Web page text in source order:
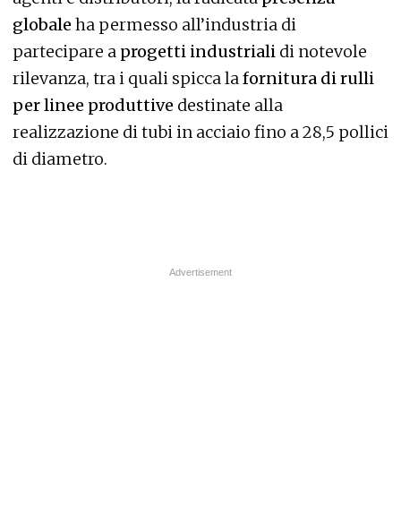
globale ha permesso all’industria di
partecipare a progetti industriali di notevole
rilevanza, tra i quali spicca lafornitura di rulli
per linee produttive destinate alla
realizzazione di tubi in acciaio fino a 28,5 pollici
di diametro.